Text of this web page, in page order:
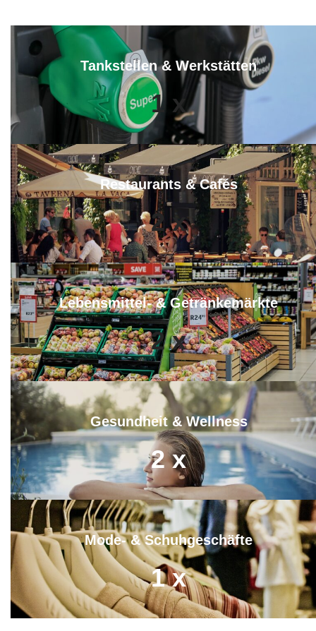
Tankstellen & Werkstätten
1 x
Restaurants & Cafés
2 x
Lebensmittel- & Getränkemärkte
2 x
Gesundheit & Wellness
2 x
Mode- & Schuhgeschäfte
1 x